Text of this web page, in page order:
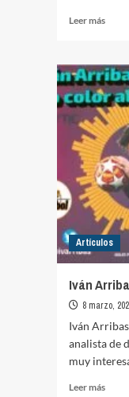
Leer másLeer
del
de
Artículos
Iván
8 marzo,
Iván
analista de
muy
Leer másLeer